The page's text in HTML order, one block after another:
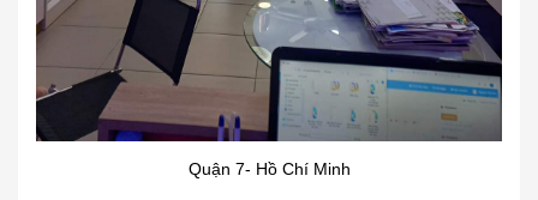
Quận 7- Hồ Chí Minh